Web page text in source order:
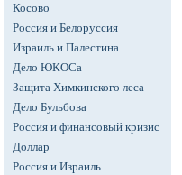
Косово
Россия и Белоруссия
Израиль и Палестина
Дело ЮКОСа
Защита Химкинского леса
Дело Бульбова
Россия и финансовый кризис
Доллар
Россия и Израиль